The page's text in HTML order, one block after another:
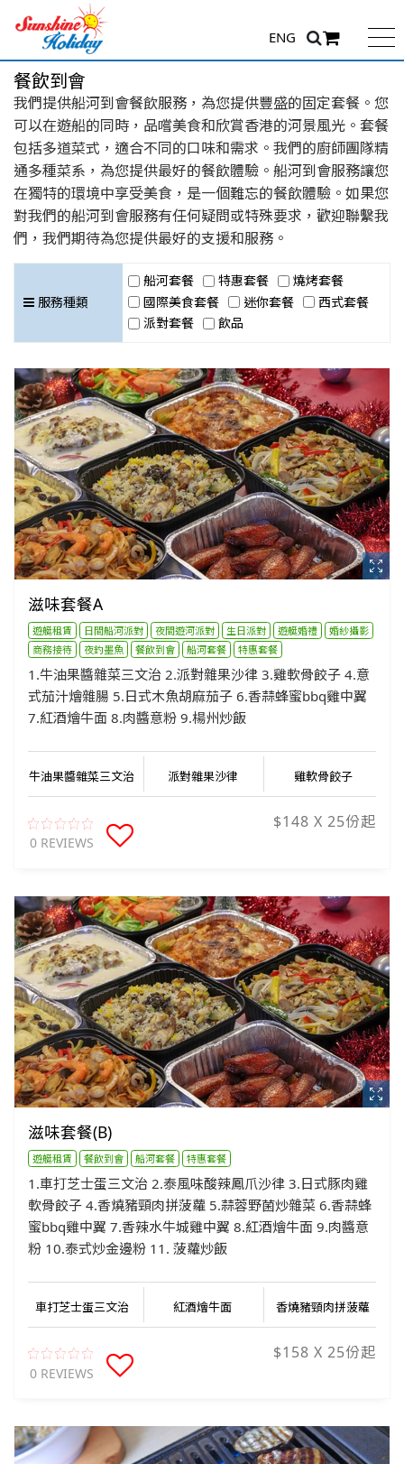
ENG
餐飲到會
我們提供船河到會餐飲服務，為您提供豐盛的固定套餐。您
可以在遊船的同時，品嚐美食和欣賞香港的河景風光。套餐
包括多道菜式，適合不同的口味和需求。我們的廚師團隊精
通多種菜系，為您提供最好的餐飲體驗。船河到會服務讓您
在獨特的環境中享受美食，是一個難忘的餐飲體驗。如果您
對我們的船河到會服務有任何疑問或特殊要求，歡迎聯繫我
們，我們期待為您提供最好的支援和服務。
服務種類
船河套餐 特惠套餐
燒烤套餐
國際美食套餐
迷你套餐
西式套餐
派對套餐
飲品
滋味套餐A
遊艇租賃 日間船河派對 夜間遊河派對 生日派對 遊艇婚禮
婚紗攝影
商務接待
夜釣墨魚 餐飲到會 船河套餐 特惠套餐
1.牛油果醬雜菜三文治 2.派對雜果沙律 3.雞軟骨餃子 4.意
式茄汁燴雜腸 5⁠.日式木魚胡麻茄子 6.香蒜蜂蜜bbq雞中翼
7.紅酒燴牛面 8.肉醬意粉 9.楊州炒飯
牛油果醬雜菜三文治 派對雜果沙律 雞軟骨餃子
0 REVIEWS
$148 X 25份起
滋味套餐(B)
遊艇租賃 餐飲到會 船河套餐 特惠套餐
1.車打芝士蛋三文治 2.泰風味酸辣鳳爪沙律 3.日式豚肉雞
軟骨餃子 4.香燒豬頸肉拼菠蘿 5⁠.蒜蓉野菌炒雜菜 6.香蒜蜂
蜜bbq雞中翼 7.香辣水牛城雞中翼 8.紅酒燴牛面 9.肉醬意
粉 10.泰式炒金邊粉 11. 菠蘿炒飯
車打芝士蛋三文治 紅酒燴牛面 香燒豬頸肉拼菠蘿
0 REVIEWS
$158 X 25份起